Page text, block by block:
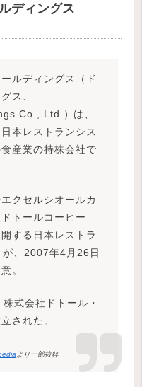
ディングス
ルディングス（ド
ス、
Co., Ltd.）は、
本レストランシス
産業の持株会社で
クセルシオールカ
トールコーヒー
する日本レストラ
が、2007年4月26日
。
式会社ドトール・
された。
より一部抜粋